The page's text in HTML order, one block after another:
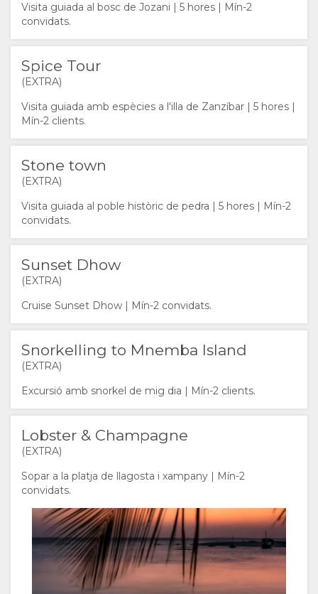
TE AQUÍ?
INSTAL·LACIONS
DOCUMENTS
IMATGES
VÍDEOS
DESCARREGA
VÍDEOS
GAUDIR
ACTIVITATS
RESTAURANTS
MAPA
DIRECCIONS
CANVIAR
D’IDIOMA
ESPANYOL
FRANCÈS
ANGLÈS
Visita guiada al bosc de Jozani | 5 hores | Mín-2
convidats.
Spice Tour
(EXTRA)
Visita guiada amb espècies a l'illa de Zanzíbar | 5 hores |
Mín-2 clients.
Stone town
(EXTRA)
Visita guiada al poble històric de pedra | 5 hores | Mín-2
convidats.
Sunset Dhow
(EXTRA)
Cruise Sunset Dhow | Mín-2 convidats.
Snorkelling to Mnemba Island
(EXTRA)
Excursió amb snorkel de mig dia | Mín-2 clients.
Lobster & Champagne
(EXTRA)
Sopar a la platja de llagosta i xampany | Mín-2
convidats.